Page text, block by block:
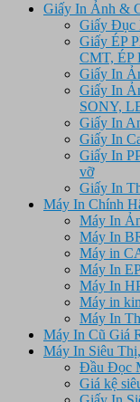
Giấy In Ảnh &
Giấy Đục
Giấy ÉP
CMT, ÉP
Giấy In
Giấy In
SONY,
Giấy In
Giấy In
Giấy In
vỡ
Giấy In
Máy In Chính
Máy In
Máy In
Máy in
Máy In
Máy In
Máy in
Máy In
Máy In Cũ Giá
Máy In Siêu
Đầu Đọc
Giá kệ